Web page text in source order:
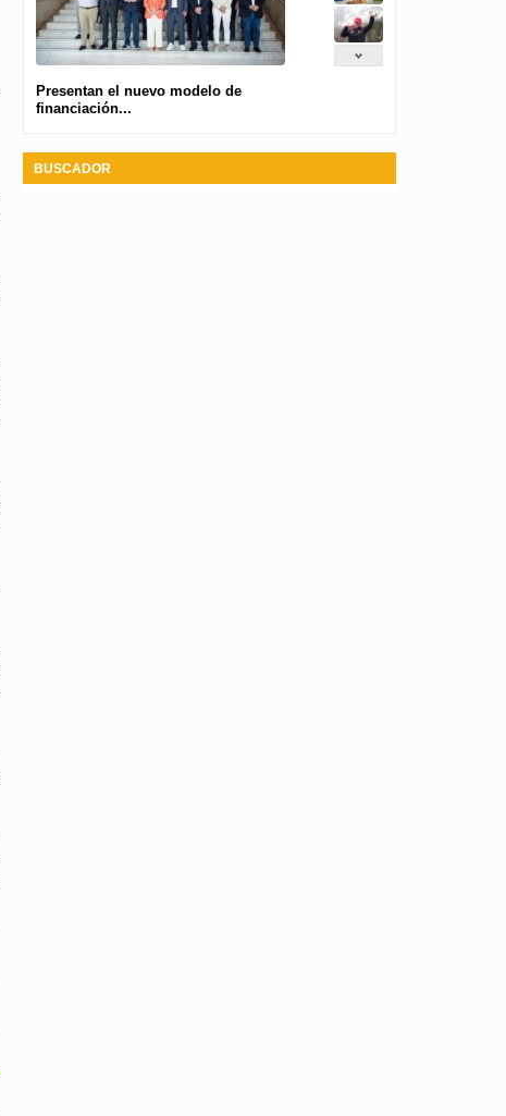
Presentan el nuevo modelo de
financiación...
BUSCADOR